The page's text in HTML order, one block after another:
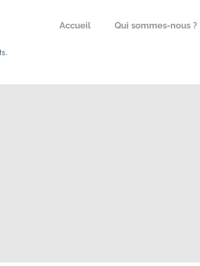
Accueil Qui sommes-nous ?